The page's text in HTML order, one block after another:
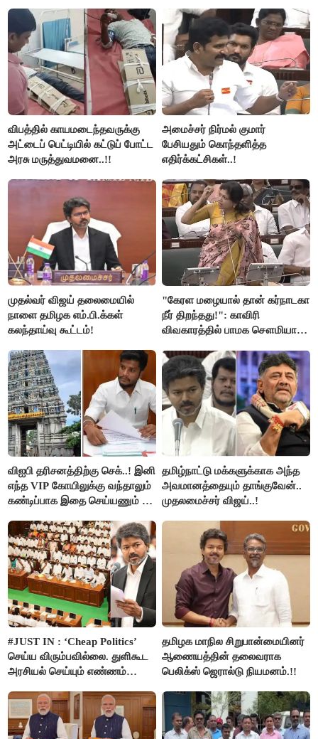
விபத்தில் காயமடைந்தவருக்கு
அட்டைப் பெட்டியில் கட்டுப் போட்ட
அரசு மருத்துவமனை..!!
அமைச்சர் நிர்மல் குமார்
பேசியதும் கொந்தளித்த
எதிர்க்கட்சிகள்..!
முதல்வர் விஜய் தலைமையில்
நாளை தமிழக எம்.பி.க்கள்
கலந்தாய்வு கூட்டம்!
"கேரள மழையால் தான் கர்நாடகா
நீர் திறந்தது!": காவிரி
விவகாரத்தில் பாமக சௌமியா
விஐபி தரிசனத்திற்கு செக்..! இனி
எந்த VIP கோயிலுக்கு வந்தாலும்
கண்டிப்பாக இதை செய்யணும் -
தமிழ்நாட்டு மக்களுக்காக அந்த
அவமானத்தையும் தாங்குவேன்..
முதலமைச்சர் விஜய்..!
#JUST IN : ‘Cheap Politics’
செய்ய விரும்பவில்லை. துளிகூட
அரசியல் செய்யும் எண்ணம்
விஜய் பதில்!
தமிழக மாநில சிறுபான்மையினர்
ஆணையத்தின் தலைவராக
பெலிக்ஸ் ஜெரால்டு நியமனம்.!!